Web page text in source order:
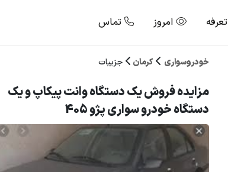
تعرفه امروز تماس
خودروسواری کرمان جزییات
مزایده فروش یک دستگاه وانت پیکاپ و یک
دستگاه خودرو سواری پژو 405